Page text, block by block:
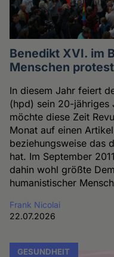
Benedikt XVI. im
Menschen
In diesem Jahr feiert
(hpd) sein 20-jähriges
möchte diese Zeit
Monat auf einen
beziehungsweise das
hat. Im September
dahin wohl größte
humanistischer
Frank Nicolai
22.07.2026
GESUNDHEIT